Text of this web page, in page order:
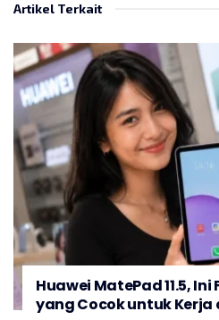
Artikel Terkait
Huawei MatePad 11.5,
yang Cocok untuk Kerja